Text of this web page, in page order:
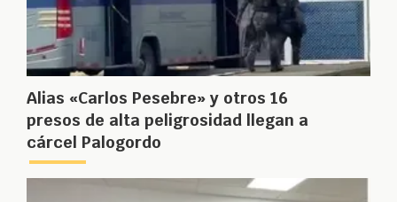
Alias «Carlos Pesebre» y otros 16
presos de alta peligrosidad llegan a
cárcel Palogordo